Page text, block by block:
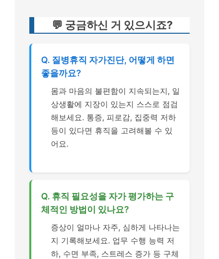
💬 궁금하신 거 있으시죠?
Q. 질병휴직 자가진단, 어떻게 하면
좋을까요?
몸과 마음의 불편함이 지속되는지, 일
상생활에 지장이 있는지 스스로 점검
해보세요. 통증, 피로감, 집중력 저하
등이 있다면 휴직을 고려해볼 수 있
어요.
Q. 휴직 필요성을 자가 평가하는 구
체적인 방법이 있나요?
증상이 얼마나 자주, 심하게 나타나는
지 기록해보세요. 업무 수행 능력 저
하, 수면 부족, 스트레스 증가 등 구체